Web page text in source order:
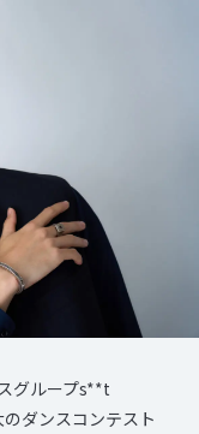
グループs**t
ダンスコンテスト